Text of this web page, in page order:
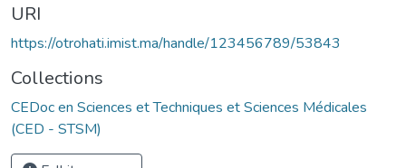
URI
https://otrohati.imist.ma/handle/123456789/53843
Collections
CEDoc en Sciences et Techniques et Sciences Médicales
(CED - STSM)